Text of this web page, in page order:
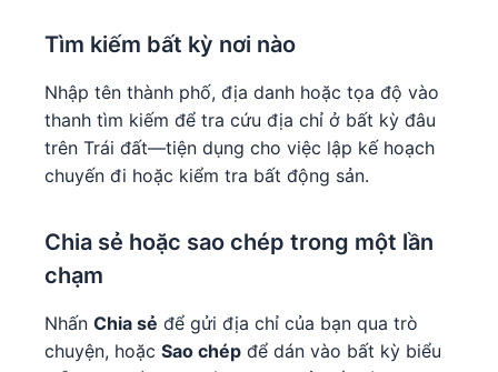
Tìm kiếm bất kỳ nơi nào
Nhập tên thành phố, địa danh hoặc tọa độ vào
thanh tìm kiếm để tra cứu địa chỉ ở bất kỳ đâu
trên Trái đất—tiện dụng cho việc lập kế hoạch
chuyến đi hoặc kiểm tra bất động sản.
Chia sẻ hoặc sao chép trong một lần
chạm
Nhấn Chia sẻ để gửi địa chỉ của bạn qua trò
chuyện, hoặc Sao chép để dán vào bất kỳ biểu